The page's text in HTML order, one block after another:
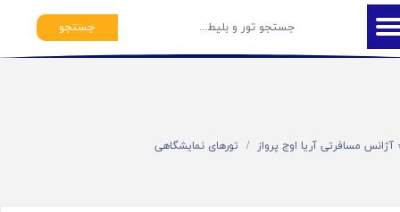
جستجو
آژانس مسافرتی آریا اوج پرواز تورهای نمایشگاهی